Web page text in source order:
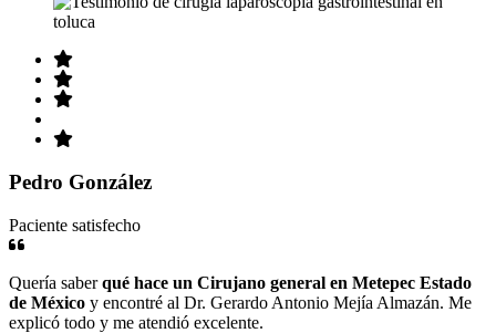
Pedro González
Paciente satisfecho
Quería saberqué hace un Cirujano general en Metepec Estado
de México y encontré al Dr. Gerardo Antonio Mejía Almazán. Me
explicó todo y me atendió excelente.